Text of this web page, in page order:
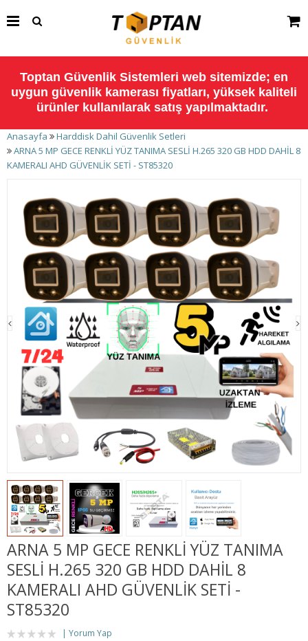
Toptan Güvenlik Sistemleri web sitemizde; en
uygun güvenlik kamerası fiyatları, yüksek kaliteli
ürünler kullanılarak satış yapılmaktadır.
Anasayfa
Harddisk Dahil Güvenlik Setleri
ARNA 5 MP GECE RENKLİ YÜZ TANIMA SESLİ H.265 320 GB HDD DAHİL 8
KAMERALI AHD GÜVENLİK SETİ - ST85320
ARNA 5 MP GECE RENKLİ YÜZ TANIMA
SESLİ H.265 320 GB HDD DAHİL 8
KAMERALI AHD GÜVENLİK SETİ -
ST85320
Yorum Yap